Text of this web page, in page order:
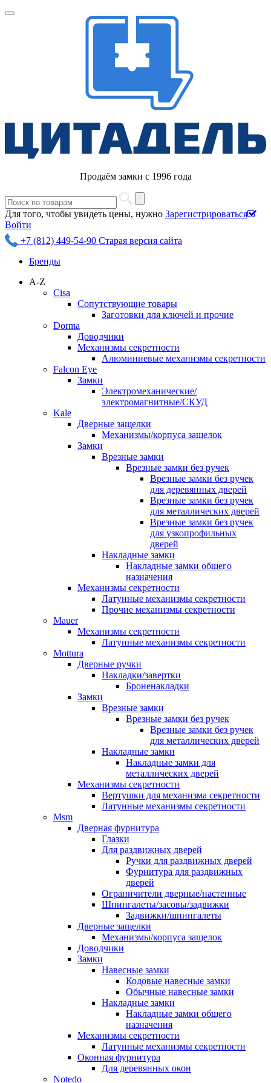
Продаём замки с 1996 года
Для того, чтобы увидеть цены, нужно Зарегистрироваться
Войти
+7 (812) 449-54-90 Старая версия сайта
Бренды
A-Z
Cisa
Сопутствующие товары
Заготовки для ключей и прочие
Dorma
Доводчики
Механизмы секретности
Алюминиевые механизмы секретности
Falcon Eye
Замки
Электромеханические/
электромагнитные/СКУД
Kale
Дверные защелки
Механизмы/корпуса защелок
Замки
Врезные замки
Врезные замки без ручек
Врезные замки без ручек
для деревянных дверей
Врезные замки без ручек
для металлических дверей
Врезные замки без ручек
для узкопрофильных
дверей
Накладные замки
Накладные замки общего
назначения
Механизмы секретности
Латунные механизмы секретности
Прочие механизмы секретности
Mauer
Механизмы секретности
Латунные механизмы секретности
Mottura
Дверные ручки
Накладки/завертки
Броненакладки
Замки
Врезные замки
Врезные замки без ручек
Врезные замки без ручек
для металлических дверей
Накладные замки
Накладные замки для
металлических дверей
Механизмы секретности
Вертушки для механизма секретности
Латунные механизмы секретности
Msm
Дверная фурнитура
Глазки
Для раздвижных дверей
Ручки для раздвижных дверей
Фурнитура для раздвижных
дверей
Ограничители дверные/настенные
Шпингалеты/засовы/задвижки
Задвижки/шпингалеты
Дверные защелки
Механизмы/корпуса защелок
Доводчики
Замки
Навесные замки
Кодовые навесные замки
Обычные навесные замки
Накладные замки
Накладные замки общего
назначения
Механизмы секретности
Латунные механизмы секретности
Оконная фурнитура
Для деревянных окон
Notedo